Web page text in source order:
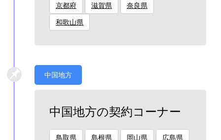
京都府 滋賀県 奈良県
和歌山県
中国地方
中国地方の契約コーナー
鳥取県 島根県 岡山県 広島県